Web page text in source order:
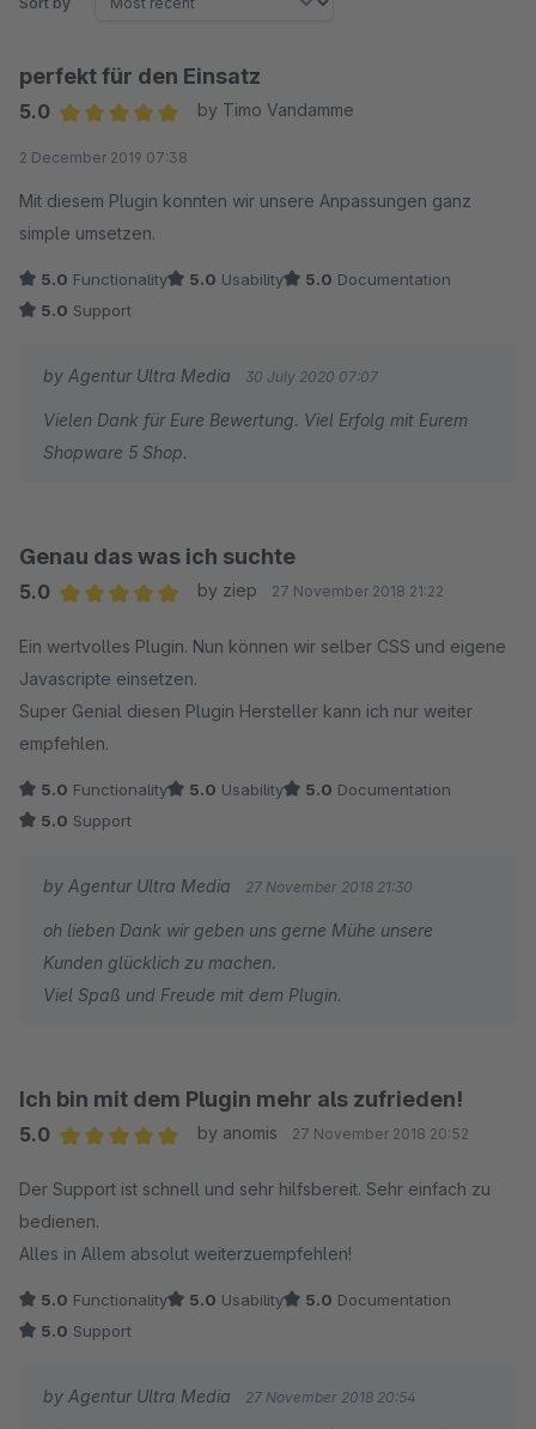
perfekt für den Einsatz
5.0
by Timo Vandamme
2 December 2019 07:38
Mit diesem Plugin konnten wir unsere Anpassungen ganz
simple umsetzen.
5.0 Functionality 5.0 Usability 5.0 Documentation
5.0 Support
by Agentur Ultra Media 30 July 2020 07:07
Vielen Dank für Eure Bewertung. Viel Erfolg mit Eurem
Shopware 5 Shop.
Genau das was ich suchte
5.0
by ziep 27 November 2018 21:22
Ein wertvolles Plugin. Nun können wir selber CSS und eigene
Javascripte einsetzen.
Super Genial diesen Plugin Hersteller kann ich nur weiter
empfehlen.
5.0 Functionality 5.0 Usability 5.0 Documentation
5.0 Support
by Agentur Ultra Media 27 November 2018 21:30
oh lieben Dank wir geben uns gerne Mühe unsere
Kunden glücklich zu machen.
Viel Spaß und Freude mit dem Plugin.
Ich bin mit dem Plugin mehr als zufrieden!
5.0
by anomis 27 November 2018 20:52
Der Support ist schnell und sehr hilfsbereit. Sehr einfach zu
bedienen.
Alles in Allem absolut weiterzuempfehlen!
5.0 Functionality 5.0 Usability 5.0 Documentation
5.0 Support
by Agentur Ultra Media 27 November 2018 20:54